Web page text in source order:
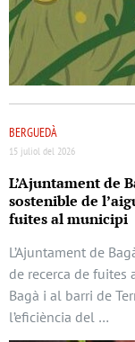
BERGUEDÀ
15 juliol del 2026
L’Ajuntament de
sostenible de
fuites al municipi
L’Ajuntament de
de recerca de fuites
Bagà i al barri de
l’eficiència del …